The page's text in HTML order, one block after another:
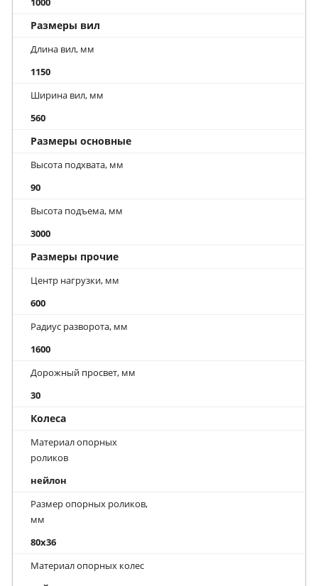
Размеры вил
Длина вил, мм
1150
Ширина вил, мм
560
Размеры основные
Высота подхвата, мм
90
Высота подъема, мм
3000
Размеры прочие
Центр нагрузки, мм
600
Радиус разворота, мм
1600
Дорожный просвет, мм
30
Колеса
Материал опорных
роликов
нейлон
Размер опорных роликов,
мм
80x36
Материал опорных колес